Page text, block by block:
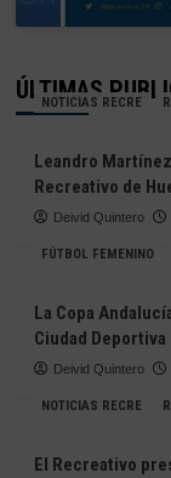
ÚLTIMAS
NOTICIAS RECRE
Leandro
Recreativo de
Deivid Quintero
FÚTBOL FEMENINO
La Copa
Ciudad
Deivid Quintero
NOTICIAS RECRE
El Recreativo